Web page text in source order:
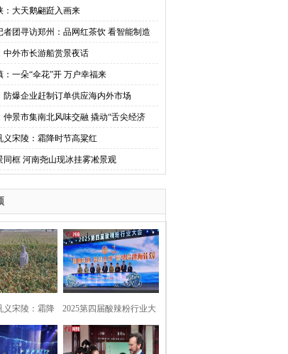
：大天鹅翩跹入画来
者团寻访郑州：品网红茶饮 看智能制造
中外市长游船赏景夜话
：一朵“伞花”开 万户幸福来
防爆企业赶制订单供应海内外市场
仲景市集南北风味交融 撬动“舌尖经济
义宋陵：霜降时节高粱红
同框 河南尧山现冰挂雾凇景观
义宋陵：霜降
高粱红
2025第四届酸辣粉行业大
会在河南开封举行